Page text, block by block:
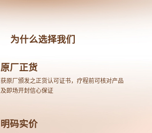
为什么选择我们
原厂正货
获原厂颁发之正货认可证书，疗程前可核对产品
及即场开封信心保证
明码实价